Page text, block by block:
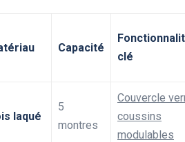
Capacité
clé
laqué
5
montres
Couvercle
coussins
modulables